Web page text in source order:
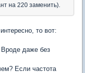
на 220 заменить).
то вот:
Вроде даже без
Если частота